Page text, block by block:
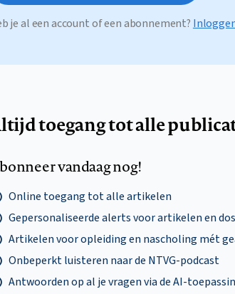
je al een account of een abonnement?
toegang tot alle
vandaag nog!
Online toegang tot alle artikelen
Gepersonaliseerde alerts voor artikelen en
Artikelen voor opleiding en nascholing mét
Onbeperkt luisteren naar de NTVG-podcast
Antwoorden op al je vragen via de AI-